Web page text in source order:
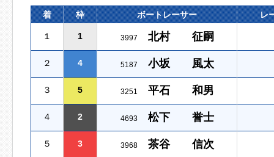
着 枠 ボートレーサー レ
１ 1 3997 北村 征嗣
２ 4 5187 小坂 風太
３ 5 3251 平石 和男
４ 2 4693 松下 誉士
５ 3 3968 茶谷 信次